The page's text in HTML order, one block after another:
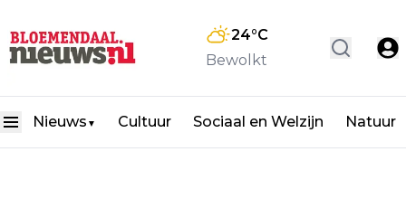
24°C
Bewolkt
Nieuws ▼ Cultuur Sociaal en Welzijn Natuur